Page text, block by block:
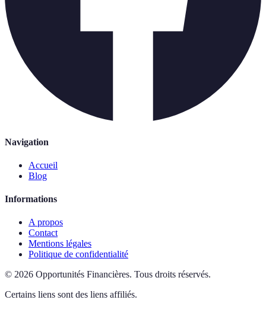
Navigation
Accueil
Blog
Informations
A propos
Contact
Mentions légales
Politique de confidentialité
© 2026 Opportunités Financières. Tous droits réservés.
Certains liens sont des liens affiliés.